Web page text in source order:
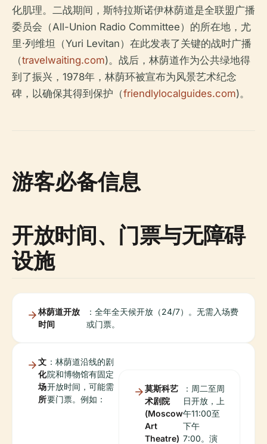
化肌理。二战期间，斯特拉斯诺伊林荫道是全联盟广播
委员会（All-Union Radio Committee）的所在地，尤
里·列维坦（Yuri Levitan）在此发表了关键的战时广播
（travelwaiting.com)。战后，林荫道作为公共绿地得
到了振兴，1978年，林荫环被宣布为风景艺术纪念
碑，以确保其得到保护（friendlylocalguides.com)。
游客必备信息
开放时间、门票与无障碍
设施
林荫道开放
时间
：全年全天候开放（24/7）。无需入场费
或门票。
文
化
场
所
：林荫道沿线的剧
院和博物馆有固定
开放时间，可能需
要门票。例如：
莫斯科艺
术剧院
(Moscow
Art
Theatre)
：周二至周
日开放，上
午11:00至
下午
7:00。演